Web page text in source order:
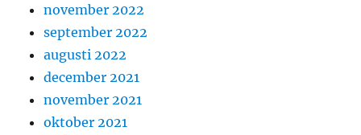
november 2022
september 2022
augusti 2022
december 2021
november 2021
oktober 2021